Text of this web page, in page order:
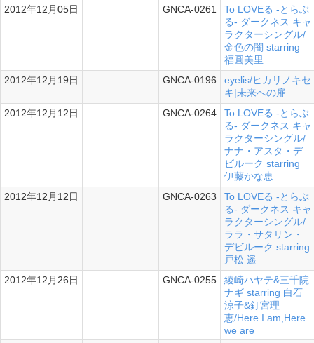
2012年12月05日
グル GNCA-0261
To LOVEる -とらぶ
る- ダークネス キャ
ラクターシングル/
金色の闇 starring
福圓美里
2012年12月19日
グル GNCA-0196
eyelis/ヒカリノキセ
キ|未来への扉
2012年12月12日
グル GNCA-0264
To LOVEる -とらぶ
る- ダークネス キャ
ラクターシングル/
ナナ・アスタ・デ
ビルーク starring
伊藤かな恵
2012年12月12日
グル GNCA-0263
To LOVEる -とらぶ
る- ダークネス キャ
ラクターシングル/
ララ・サタリン・
デビルーク starring
戸松 遥
2012年12月26日
グル GNCA-0255
綾崎ハヤテ&三千院
ナギ starring 白石
涼子&釘宮理
恵/Here I am,Here
we are